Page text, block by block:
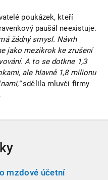
poukázek, kteří
paušál neexistuje.
žádný smysl. Návrh
jako mezikrok ke zrušení
A to se dotkne 1,3
ale hlavně 1,8 milionu
sdělila mluvčí firmy
mzdové účetní